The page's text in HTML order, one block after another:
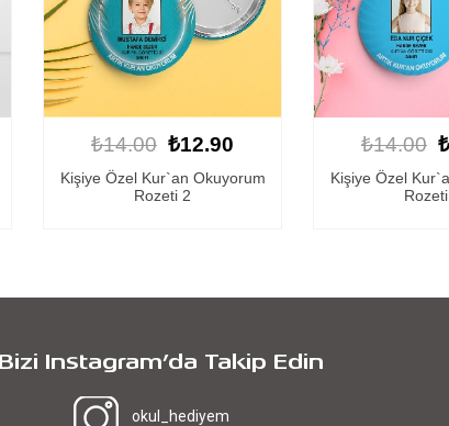
₺14.00 ₺12.90
Kişiye Özel Kur`an Okuyorum
Rozeti 4
₺14.00
Kişiye Özel
Bizi Instagram’da Takip Edin
okul_hediyem